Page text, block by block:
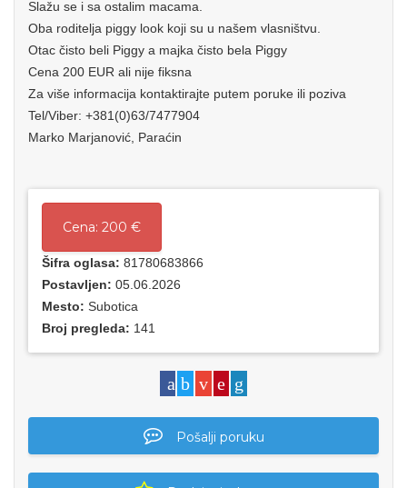
Slažu se i sa ostalim macama.
Oba roditelja piggy look koji su u našem vlasništvu.
Otac čisto beli Piggy a majka čisto bela Piggy
Cena 200 EUR ali nije fiksna
Za više informacija kontaktirajte putem poruke ili poziva
Tel/Viber: +381(0)63/7477904
Marko Marjanović, Paraćin
Cena: 200 €
Šifra oglasa: 81780683866
Postavljen: 05.06.2026
Mesto: Subotica
Broj pregleda: 141
Pošalji poruku